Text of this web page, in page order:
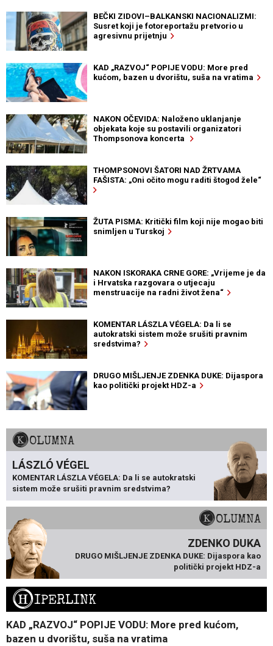
BEČKI ZIDOVI–BALKANSKI NACIONALIZMI:
Susret koji je fotoreportažu pretvorio u
agresivnu prijetnju
KAD „RAZVOJ“ POPIJE VODU: More pred
kućom, bazen u dvorištu, suša na vratima
NAKON OČEVIDA: Naloženo uklanjanje
objekata koje su postavili organizatori
Thompsonova koncerta
THOMPSONOVI ŠATORI NAD ŽRTVAMA
FAŠISTA: „Oni očito mogu raditi štogod žele“
ŽUTA PISMA: Kritički film koji nije mogao biti
snimljen u Turskoj
NAKON ISKORAKA CRNE GORE: „Vrijeme je da
i Hrvatska razgovara o utjecaju
menstruacije na radni život žena“
KOMENTAR LÁSZLA VÉGELA: Da li se
autokratski sistem može srušiti pravnim
sredstvima?
DRUGO MIŠLJENJE ZDENKA DUKE: Dijaspora
kao politički projekt HDZ-a
KOLUMNA
LÁSZLÓ VÉGEL
KOMENTAR LÁSZLA VÉGELA: Da li se autokratski
sistem može srušiti pravnim sredstvima?
KOLUMNA
ZDENKO DUKA
DRUGO MIŠLJENJE ZDENKA DUKE: Dijaspora kao
politički projekt HDZ-a
HIPERLINK
KAD „RAZVOJ“ POPIJE VODU: More pred kućom,
bazen u dvorištu, suša na vratima